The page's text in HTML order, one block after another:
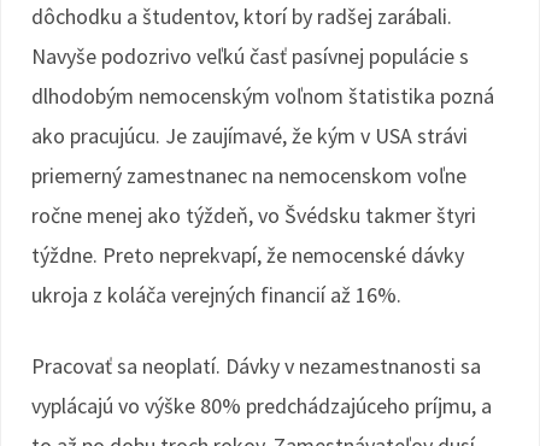
dôchodku a študentov, ktorí by radšej zarábali.
Navyše podozrivo veľkú časť pasívnej populácie s
dlhodobým nemocenským voľnom štatistika pozná
ako pracujúcu. Je zaujímavé, že kým v USA strávi
priemerný zamestnanec na nemocenskom voľne
ročne menej ako týždeň, vo Švédsku takmer štyri
týždne. Preto neprekvapí, že nemocenské dávky
ukroja z koláča verejných financií až 16%.
Pracovať sa neoplatí. Dávky v nezamestnanosti sa
vyplácajú vo výške 80% predchádzajúceho príjmu, a